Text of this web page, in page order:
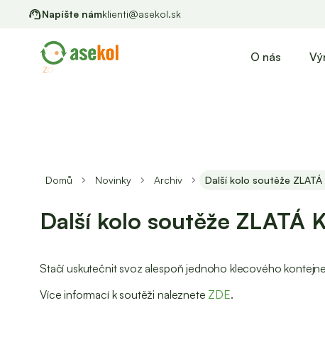
Napíšte námklienti@asekol.sk
O nás
Domů Novinky Archiv Další kolo soutěže
Další kolo soutěže ZLATÁ
Stačí uskutečnit svoz alespoň jednoho klecového
Více informací k soutěži naleznete ZDE.